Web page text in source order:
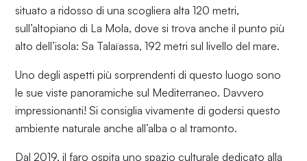
situato a ridosso di una scogliera alta 120 metri,
sull’altopiano di La Mola, dove si trova anche il punto più
alto dell’isola: Sa Talaïassa, 192 metri sul livello del mare.
Uno degli aspetti più sorprendenti di questo luogo sono
le sue viste panoramiche sul Mediterraneo. Davvero
impressionanti! Si consiglia vivamente di godersi questo
ambiente naturale anche all’alba o al tramonto.
Dal 2019, il faro ospita uno spazio culturale dedicato alla